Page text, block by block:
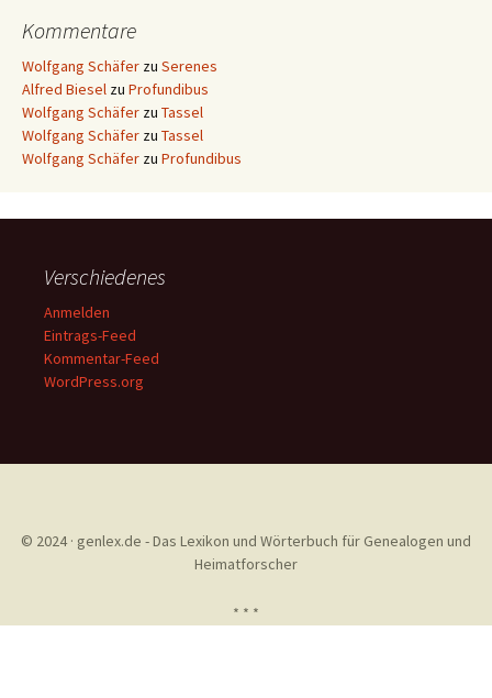
Kommentare
Wolfgang Schäfer zu Serenes
Alfred Biesel zu Profundibus
Wolfgang Schäfer zu Tassel
Wolfgang Schäfer zu Tassel
Wolfgang Schäfer zu Profundibus
Verschiedenes
Anmelden
Eintrags-Feed
Kommentar-Feed
WordPress.org
© 2024 · genlex.de - Das Lexikon und Wörterbuch für Genealogen und
Heimatforscher
* * *